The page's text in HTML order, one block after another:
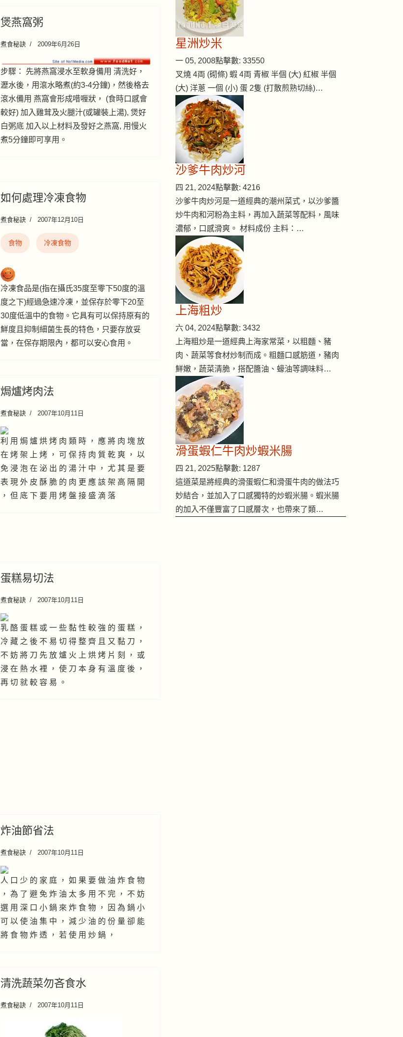
煲燕窩粥
煮食秘訣 2009年6月26日
步驟： 先將燕窩浸水至軟身備用 清洗好，
瀝水後，用滾水略煮(約3-4分鐘)，然後格去
滾水備用 燕窩會形成唶喱狀， (食時口感會
較好) 加入雞茸及火腿汁(或罐裝上湯), 煲好
白粥底 加入以上材料及發好之燕窩, 用慢火
煮5分鐘即可享用。
如何處理冷凍食物
煮食秘訣 2007年12月10日
食物 冷凍食物
冷凍食品是(指在攝氏35度至零下50度的溫
度之下)經過急速冷凍，並保存於零下20至
30度低溫中的食物。它具有可以保持原有的
鮮度且抑制細菌生長的特色，只要存放妥
當，在保存期限內，都可以安心食用。
焗爐烤肉法
煮食秘訣 2007年10月11日
利 用 焗 爐 烘 烤 肉 類 時 ， 應 將 肉 塊 放
在 烤 架 上 烤 ， 可 保 持 肉 質 乾 爽 ， 以
免 浸 泡 在 泌 出 的 湯 汁 中 ， 尤 其 是 要
表 現 外 皮 酥 脆 的 肉 更 應 該 架 高 隔 開
， 但 底 下 要 用 烤 盤 接 盛 滴 落
蛋糕易切法
煮食秘訣 2007年10月11日
乳 酪 蛋 糕 或 一 些 黏 性 較 強 的 蛋 糕 ，
冷 藏 之 後 不 易 切 得 整 齊 且 又 黏 刀 ，
不 妨 將 刀 先 放 爐 火 上 烘 烤 片 刻 ， 或
浸 在 熱 水 裡 ， 使 刀 本 身 有 溫 度 後 ，
再 切 就 較 容 易 。
炸油節省法
煮食秘訣 2007年10月11日
人 口 少 的 家 庭 ， 如 果 要 做 油 炸 食 物
， 為 了 避 免 炸 油 太 多 用 不 完 ， 不 妨
選 用 深 口 小 鍋 來 炸 食 物 ， 因 為 鍋 小
可 以 使 油 集 中 ， 減 少 油 的 份 量 卻 能
將 食 物 炸 透 ， 若 使 用 炒 鍋 ，
清洗蔬菜勿吝食水
煮食秘訣 2007年10月11日
星洲炒米
一 05, 2008點擊數: 33550
叉燒 4両 (砌條) 蝦 4両 青椒 半個 (大) 紅椒 半個
(大) 洋蔥 一個 (小) 蛋 2隻 (打散煎熟切絲)…
沙爹牛肉炒河
四 21, 2024點擊數: 4216
沙爹牛肉炒河是一道經典的潮州菜式，以沙爹醬
炒牛肉和河粉為主料，再加入蔬菜等配料，風味
濃郁，口感滑爽。 材料成份 主料：…
上海粗炒
六 04, 2024點擊數: 3432
上海粗炒是一道經典上海家常菜，以粗麵、豬
肉、蔬菜等食材炒制而成。粗麵口感筋道，豬肉
鮮嫩，蔬菜清脆，搭配醬油、蠔油等調味料…
滑蛋蝦仁牛肉炒蝦米腸
四 21, 2025點擊數: 1287
這道菜是將經典的滑蛋蝦仁和滑蛋牛肉的做法巧
妙結合，並加入了口感獨特的炒蝦米腸。蝦米腸
的加入不僅豐富了口感層次，也帶來了類…